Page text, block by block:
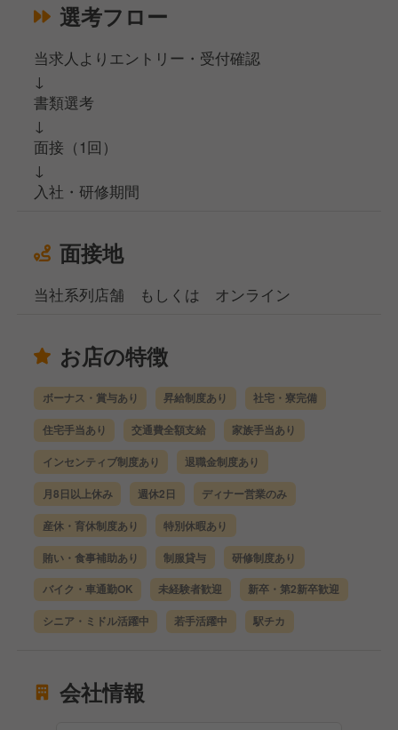
選考フロー
当求人よりエントリー・受付確認
↓
書類選考
↓
面接（1回）
↓
入社・研修期間
面接地
当社系列店舗 もしくは オンライン
お店の特徴
ボーナス・賞与あり 昇給制度あり 社宅・寮完備
住宅手当あり 交通費全額支給 家族手当あり
インセンティブ制度あり 退職金制度あり
月8日以上休み 週休2日 ディナー営業のみ
産休・育休制度あり 特別休暇あり
賄い・食事補助あり 制服貸与 研修制度あり
バイク・車通勤OK 未経験者歓迎 新卒・第2新卒歓迎
シニア・ミドル活躍中 若手活躍中 駅チカ
会社情報